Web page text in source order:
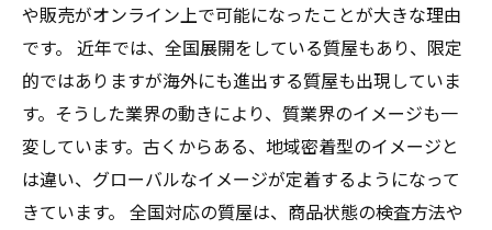
や販売がオンライン上で可能になったことが大きな理由
です。 近年では、全国展開をしている質屋もあり、限定
的ではありますが海外にも進出する質屋も出現していま
す。そうした業界の動きにより、質業界のイメージも一
変しています。古くからある、地域密着型のイメージと
は違い、グローバルなイメージが定着するようになって
きています。 全国対応の質屋は、商品状態の検査方法や